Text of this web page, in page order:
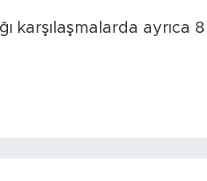
karşılaşmalarda ayrıca 8